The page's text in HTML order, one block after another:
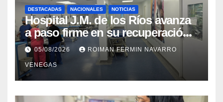
DESTACADAS NACIONALES NOTICIAS
Hospital J.M. de los Ríos avanza
a paso firme en su recuperación
tras los recientes eventos
sísmicos
05/08/2026 ROIMAN FERMIN NAVARRO
VENEGAS